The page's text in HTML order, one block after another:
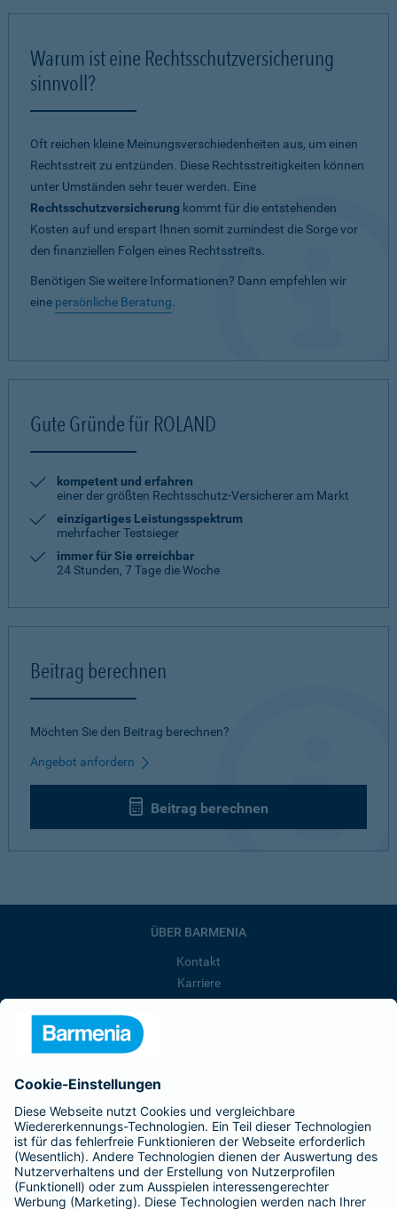
Warum ist eine Rechtsschutzversicherung
sinnvoll?
Oft reichen kleine Meinungsverschiedenheiten aus, um einen
Rechtsstreit zu entzünden. Diese Rechtsstreitigkeiten können
unter Umständen sehr teuer werden. Eine
Rechtsschutzversicherung kommt für die entstehenden
Kosten auf und erspart Ihnen somit zumindest die Sorge vor
den finanziellen Folgen eines Rechtsstreits.
Benötigen Sie weitere Informationen? Dann empfehlen wir
eine persönliche Beratung.
Gute Gründe für ROLAND
kompetent und erfahren
einer der größten Rechtsschutz-Versicherer am Markt
einzigartiges Leistungsspektrum
mehrfacher Testsieger
immer für Sie erreichbar
24 Stunden, 7 Tage die Woche
Beitrag berechnen
Möchten Sie den Beitrag berechnen?
Angebot anfordern
Beitrag berechnen
ÜBER BARMENIA
Kontakt
Karriere
Barmenia ist Teil der BarmeniaGothaer
BELIEBTE SEITEN
Kranken-Zusatzversicherung
Tierversicherungen
Haftpflichtversicherung